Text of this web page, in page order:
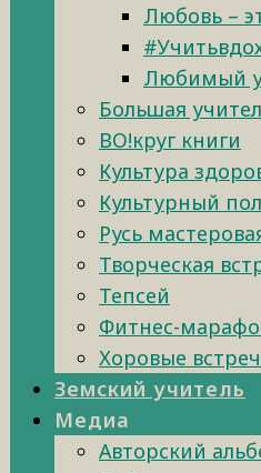
Любовь –
Любимый
Большая
ВО!круг книги
Культура
Культурный
Русь
Творческая
Тепсей
Фитнес-
Хоровые
Земский учитель
Медиа
Авторский